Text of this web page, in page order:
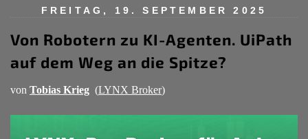
FREITAG, 19. SEPTEMBER 2025
Von Robotern zu KI-Agenten. UiPath
auf dem Weg an die Spitze?
von Tobias Krieg (LYNX Broker)